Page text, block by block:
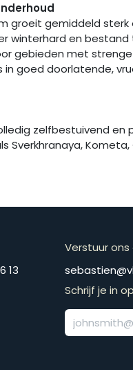
groeit gemiddeld
winterhard en
gebieden met
goed doorlatende,
zelfbestuivend
Sverkhranaya, Kometa,
​1​3
Verstuur
Schrijf je in